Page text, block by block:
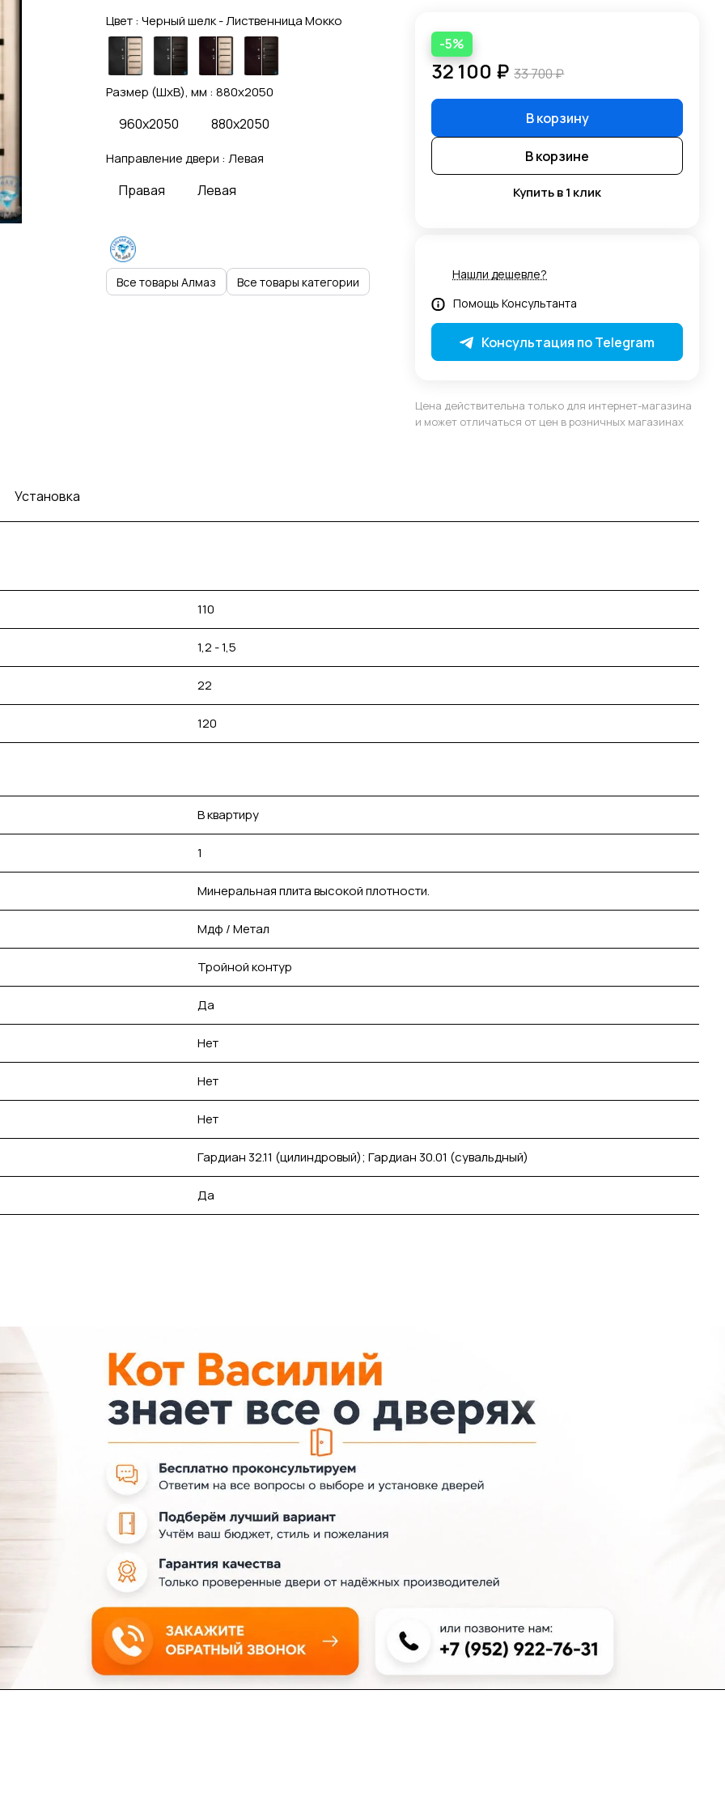
Цвет : Черный шелк - Лиственница Мокко
Размер (ШхВ), мм : 880x2050
960x2050 880x2050
Направление двери : Левая
Правая Левая
Все товары Алмаз Все товары категории
-5%
32 100 ₽ 33 700 ₽
В корзину
В корзине
Купить в 1 клик
Нашли дешевле?
Помощь Консультанта
Консультация по Telegram
Цена действительна только для интернет-магазина
и может отличаться от цен в розничных магазинах
Установка
110
1,2 - 1,5
22
120
В квартиру
1
Минеральная плита высокой плотности.
Мдф / Метал
Тройной контур
Да
Нет
Нет
Нет
Гардиан 32.11 (цилиндровый); Гардиан 30.01 (сувальдный)
Да